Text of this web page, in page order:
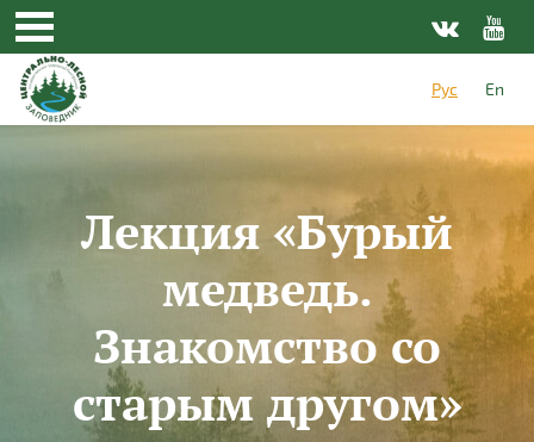
Перейти к основному содержанию
Рус
En
Лекция «Бурый
медведь.
Знакомство со
старым другом»